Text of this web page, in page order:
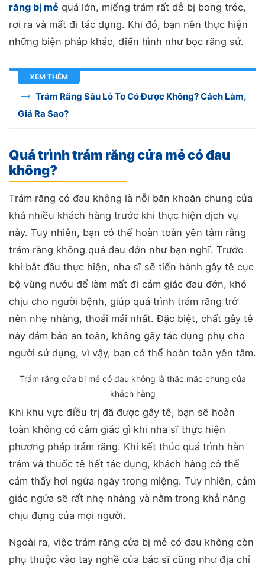
răng bị mẻ quá lớn, miếng trám rất dễ bị bong tróc,
rơi ra và mất đi tác dụng. Khi đó, bạn nên thực hiện
những biện pháp khác, điển hình như bọc răng sứ.
XEM THÊM
Trám Răng Sâu Lỗ To Có Được Không? Cách Làm,
Giá Ra Sao?
Quá trình trám răng cửa mẻ có đau
không?
Trám răng có đau không là nỗi băn khoăn chung của
khá nhiều khách hàng trước khi thực hiện dịch vụ
này. Tuy nhiên, bạn có thể hoàn toàn yên tâm rằng
trám răng không quá đau đớn như bạn nghĩ. Trước
khi bắt đầu thực hiện, nha sĩ sẽ tiến hành gây tê cục
bộ vùng nướu để làm mất đi cảm giác đau đớn, khó
chịu cho người bệnh, giúp quá trình trám răng trở
nên nhẹ nhàng, thoải mái nhất. Đặc biệt, chất gây tê
này đảm bảo an toàn, không gây tác dụng phụ cho
người sử dụng, vì vậy, bạn có thể hoàn toàn yên tâm.
Trám răng cửa bị mẻ có đau không là thắc mắc chung của
khách hàng
Khi khu vực điều trị đã được gây tê, bạn sẽ hoàn
toàn không có cảm giác gì khi nha sĩ thực hiện
phương pháp trám răng. Khi kết thúc quá trình hàn
trám và thuốc tê hết tác dụng, khách hàng có thể
cảm thấy hơi ngứa ngáy trong miệng. Tuy nhiên, cảm
giác ngứa sẽ rất nhẹ nhàng và nằm trong khả năng
chịu đựng của mọi người.
Ngoài ra, việc trám răng cửa bị mẻ có đau không còn
phụ thuộc vào tay nghề của bác sĩ cũng như địa chỉ